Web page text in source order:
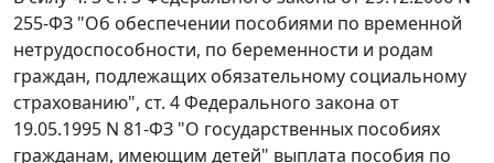
255-ФЗ "Об обеспечении пособиями по временной
нетрудоспособности, по беременности и родам
граждан, подлежащих обязательному социальному
страхованию", ст. 4Федерального закона от
19.05.1995 N 81-ФЗ "О государственных пособиях
гражданам, имеющим детей" выплата пособия по